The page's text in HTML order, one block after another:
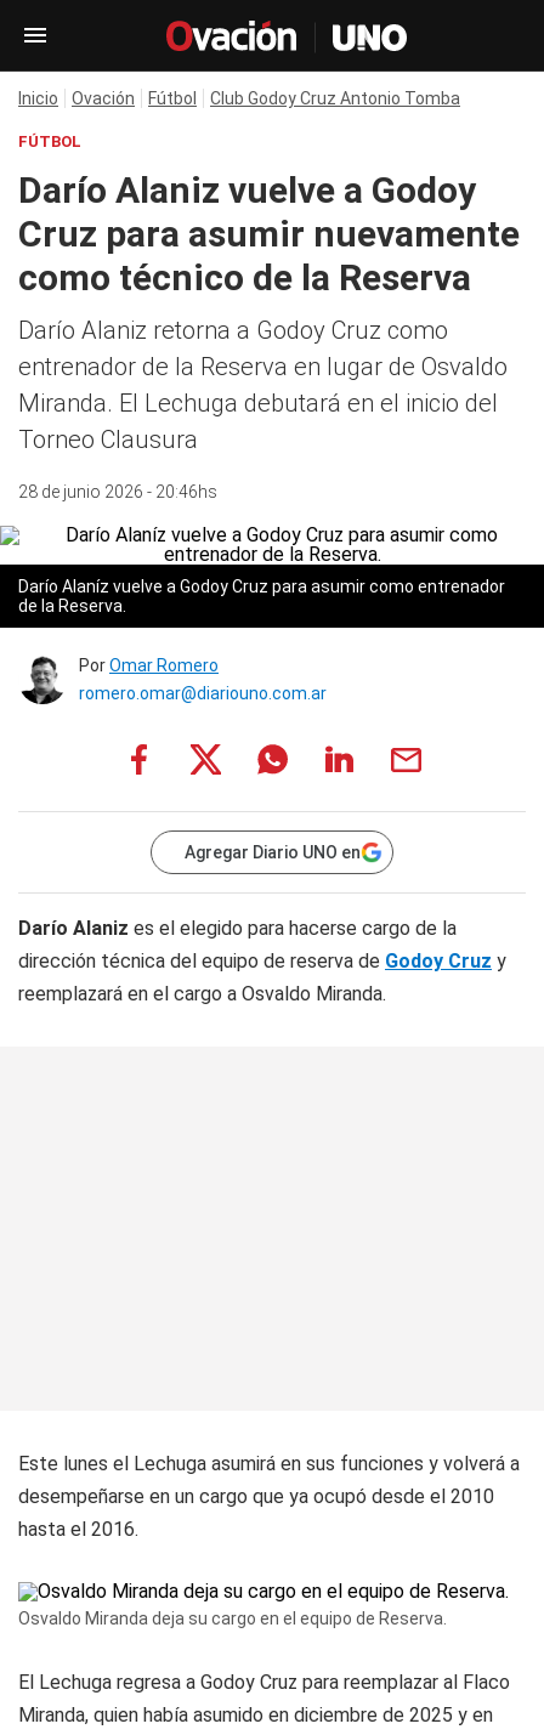
Inicio Ovación Fútbol Club Godoy Cruz Antonio Tomba
FÚTBOL
Darío Alaniz vuelve a Godoy
Cruz para asumir nuevamente
como técnico de la Reserva
Darío Alaniz retorna a Godoy Cruz como
entrenador de la Reserva en lugar de Osvaldo
Miranda. El Lechuga debutará en el inicio del
Torneo Clausura
28 de junio 2026 - 20:46hs
Darío Alaníz vuelve a Godoy Cruz para asumir como entrenador
de la Reserva.
PorOmar Romero
romero.omar@diariouno.com.ar
Agregar Diario UNO en
Darío Alaniz es el elegido para hacerse cargo de la
dirección técnica del equipo de reserva de Godoy Cruz y
reemplazará en el cargo a Osvaldo Miranda.
Este lunes el Lechuga asumirá en sus funciones y volverá a
desempeñarse en un cargo que ya ocupó desde el 2010
hasta el 2016.
Osvaldo Miranda deja su cargo en el equipo de Reserva.
El Lechuga regresa a Godoy Cruz para reemplazar al Flaco
Miranda, quien había asumido en diciembre de 2025 y en